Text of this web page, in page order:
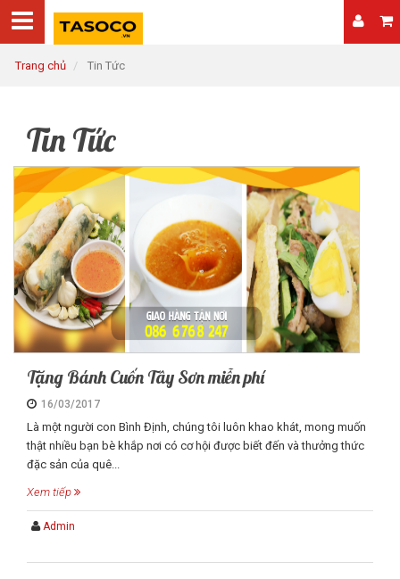
Trang chủ Tin Tức
Tin Tức
Tặng Bánh Cuốn Tây Sơn miễn phí
16/03/2017
Là một người con Bình Định, chúng tôi luôn khao khát, mong muốn
thật nhiều bạn bè khắp nơi có cơ hội được biết đến và thưởng thức
đặc sản của quê...
Xem tiếp
Admin